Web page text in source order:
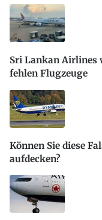
Sri Lankan Airlines
fehlen Flugzeuge
Können Sie diese
aufdecken?